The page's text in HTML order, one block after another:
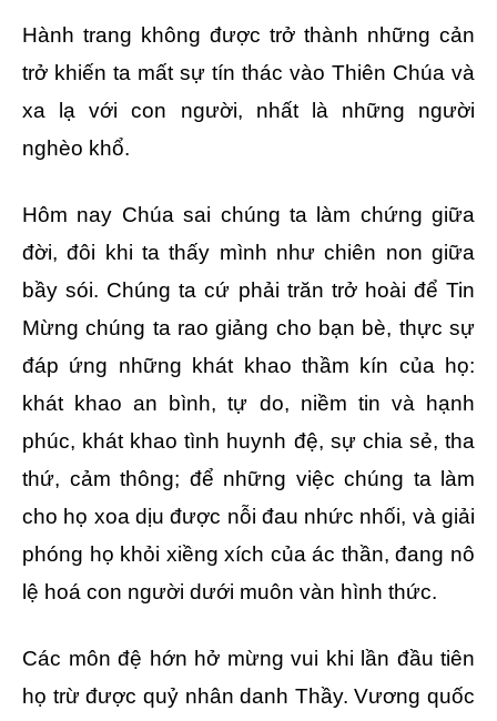
Hành trang không được trở thành những cản
trở khiến ta mất sự tín thác vào Thiên Chúa và
xa lạ với con người, nhất là những người
nghèo khổ.
Hôm nay Chúa sai chúng ta làm chứng giữa
đời, đôi khi ta thấy mình như chiên non giữa
bầy sói. Chúng ta cứ phải trăn trở hoài để Tin
Mừng chúng ta rao giảng cho bạn bè, thực sự
đáp ứng những khát khao thầm kín của họ:
khát khao an bình, tự do, niềm tin và hạnh
phúc, khát khao tình huynh đệ, sự chia sẻ, tha
thứ, cảm thông; để những việc chúng ta làm
cho họ xoa dịu được nỗi đau nhức nhối, và giải
phóng họ khỏi xiềng xích của ác thần, đang nô
lệ hoá con người dưới muôn vàn hình thức.
Các môn đệ hớn hở mừng vui khi lần đầu tiên
họ trừ được quỷ nhân danh Thầy. Vương quốc